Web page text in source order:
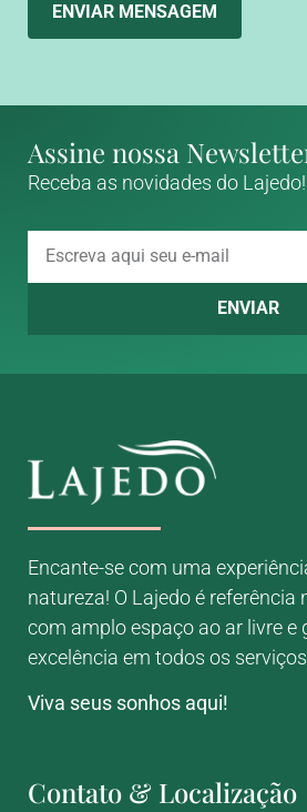
ENVIAR MENSAGEM
Assine nossa
Receba as novidades do Lajedo!
ENVIAR
Encante-se com uma
natureza! O Lajedo é referência
com amplo espaço ao ar livre e
excelência em todos os
Viva seus sonhos aqui!
Contato & Localização